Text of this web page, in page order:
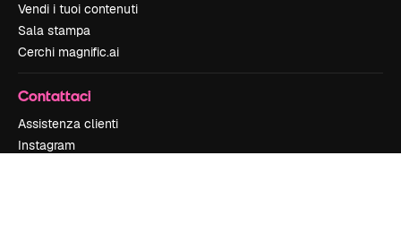
Vendi i tuoi contenuti
Sala stampa
Cerchi magnific.ai
Contattaci
Assistenza clienti
Instagram